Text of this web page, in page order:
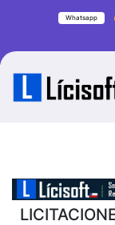
Whatsapp